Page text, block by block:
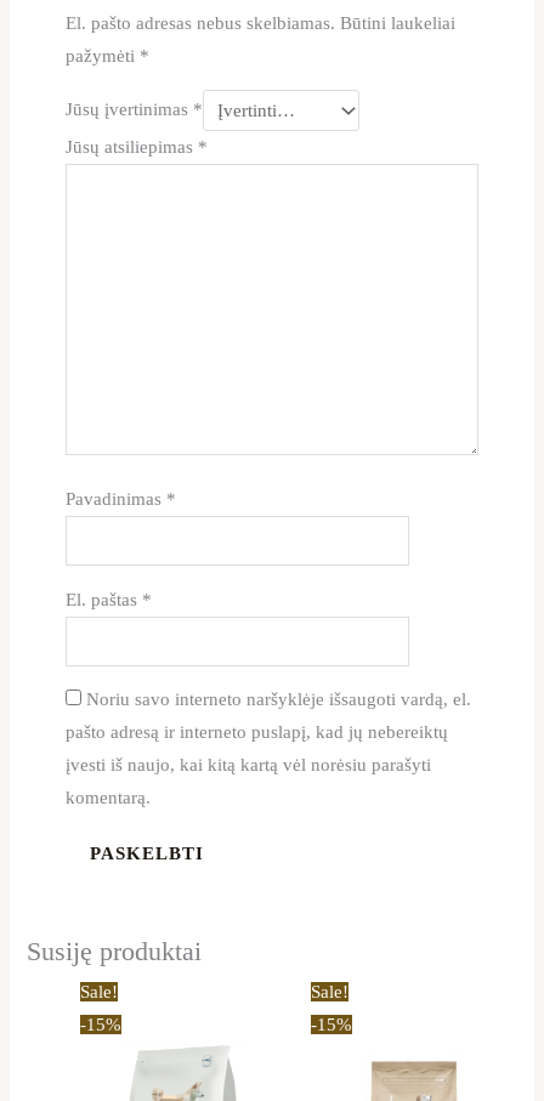
El. pašto adresas nebus skelbiamas. Būtini laukeliai
pažymėti *
Jūsų įvertinimas *
Jūsų atsiliepimas *
Pavadinimas *
El. paštas *
Noriu savo interneto naršyklėje išsaugoti vardą, el.
pašto adresą ir interneto puslapį, kad jų nebereiktų
įvesti iš naujo, kai kitą kartą vėl norėsiu parašyti
komentarą.
Susiję produktai
Sale!
-15%
through
35,69 €
has
multiple
Sale!
-15%
41,64 €
multiple